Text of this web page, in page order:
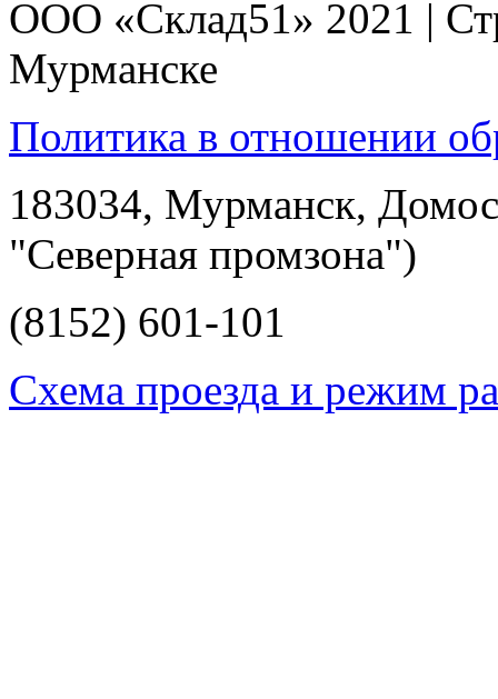
ООО «Склад51» 2021 |
Мурманске
Политика в отношении
183034, Мурманск,
"Северная промзона")
(8152) 601-101
Схема проезда и режим